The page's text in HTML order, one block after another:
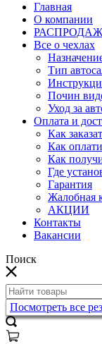
Главная
О компании
Все о чехлах
Тип
Почин
Уход за
Оплата и
Как
Как
Как
Где
Гарантия
Жалобная
АКЦИИ
Контакты
Вакансии
Поиск
Посмотреть все